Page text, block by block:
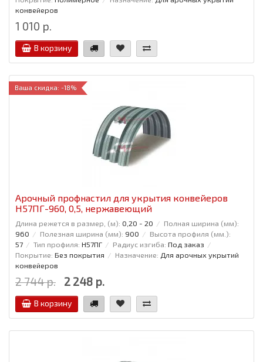
конвейеров
1 010 р.
В корзину
Ваша скидка: -18%
Арочный профнастил для укрытия конвейеров
Н57ПГ-960, 0,5, нержавеющий
Длина режется в размер, (м): 0,20 - 20
Полная ширина (мм):
960
Полезная ширина (мм): 900
Высота профиля (мм.):
57
Тип профиля: Н57ПГ Радиус изгиба: Под заказ
Покрытие: Без покрытия Назначение: Для арочных укрытий
конвейеров
2 744 р. 2 248 р.
В корзину